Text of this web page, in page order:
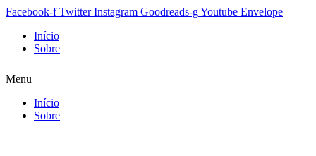
Facebook-f Twitter Instagram Goodreads-gYoutube Envelope
Início
Sobre
Menu
Início
Sobre